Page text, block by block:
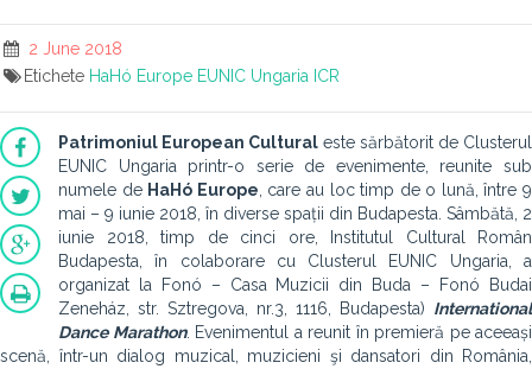
2 June 2018
Etichete HaHó Europe EUNIC Ungaria ICR
Patrimoniul European Cultural este sărbătorit de Clusterul
EUNIC Ungaria printr-o serie de evenimente, reunite sub
numele de HaHó Europe , care au loc timp de o lună, între 9
mai – 9 iunie 2018, în diverse spații din Budapesta. Sâmbătă, 2
iunie 2018, timp de cinci ore, Institutul Cultural Român
Budapesta, în colaborare cu Clusterul EUNIC Ungaria, a
organizat la Fonó – Casa Muzicii din Buda – Fonó Budai
Zeneház, str. Sztregova, nr.3, 1116, Budapesta) International
Dance Marathon. Evenimentul a reunit în premieră pe aceeași
scenă, într-un dialog muzical, muzicieni şi dansatori din România,